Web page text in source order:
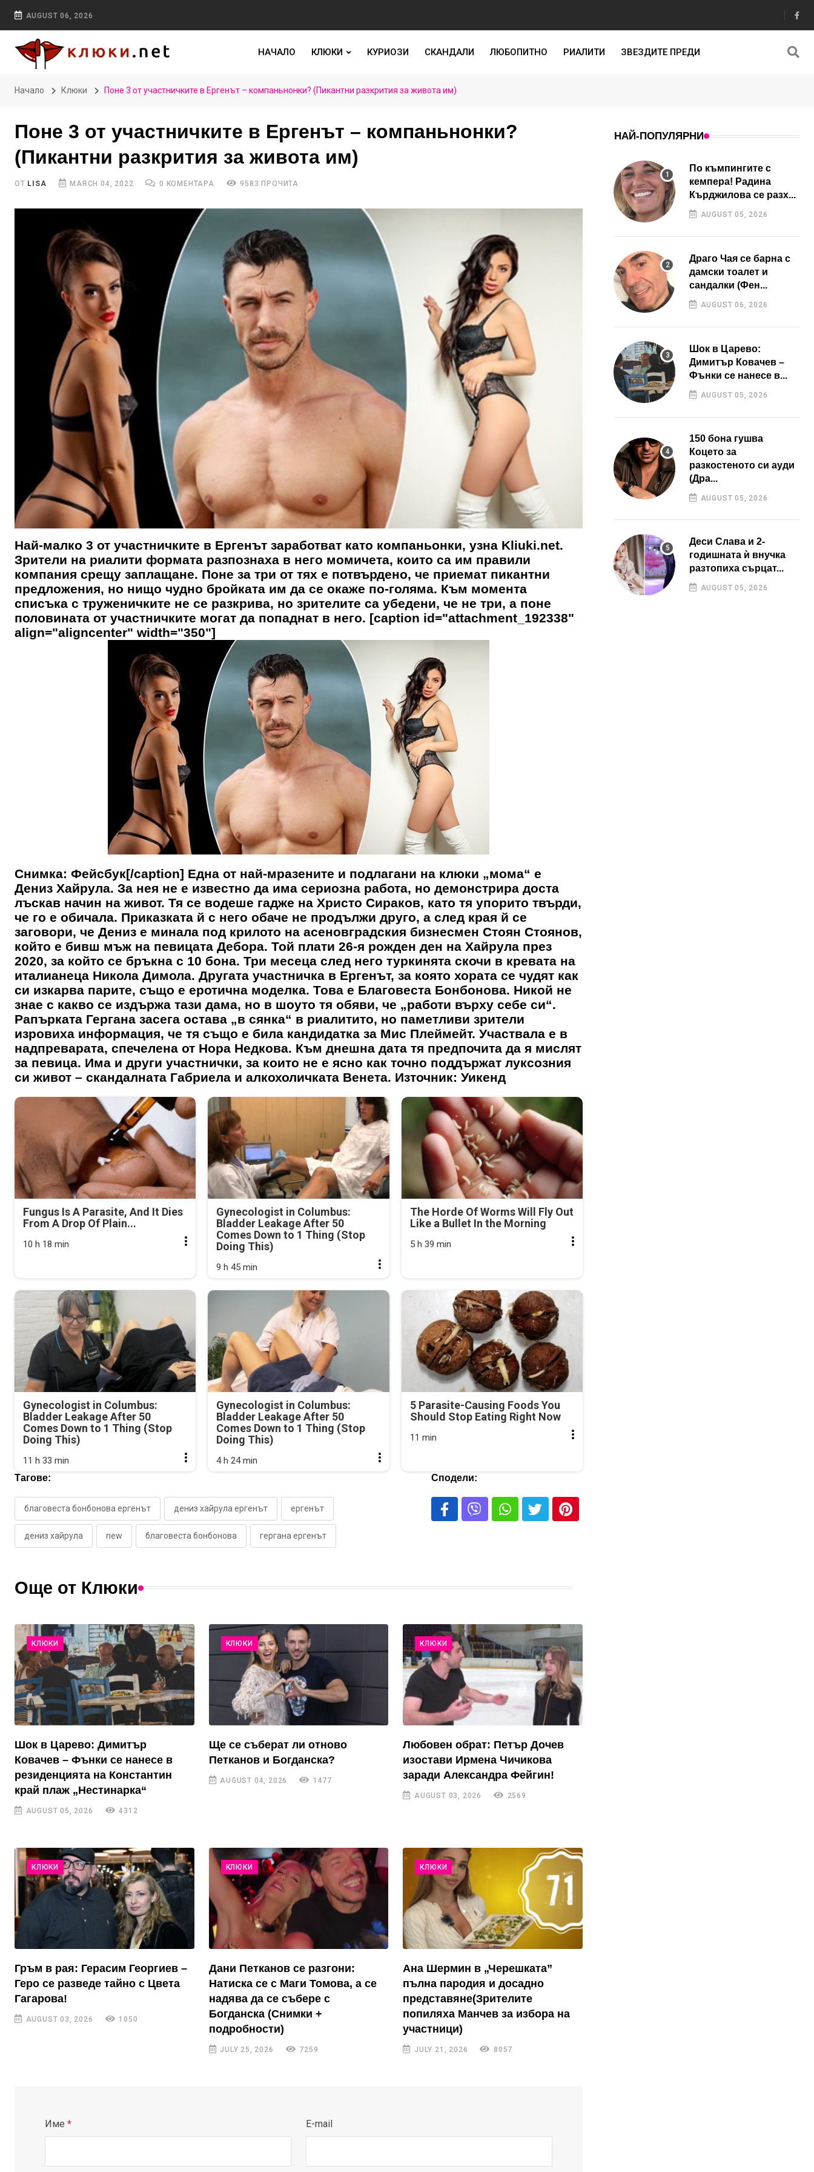
AUGUST 06, 2026
НАЧАЛО КЛЮКИ КУРИОЗИ СКАНДАЛИ ЛЮБОПИТНО РИАЛИТИ ЗВЕЗДИТЕ ПРЕДИ
Начало Клюки Поне 3 от участничките в Ергенът – компаньнонки? (Пикантни разкрития за живота им)
Поне 3 от участничките в Ергенът – компаньнонки?
(Пикантни разкрития за живота им)
ОТ LISA MARCH 04, 2022 0 КОМЕНТАРА 9583 ПРОЧИТА
Най-малко 3 от участничките в Ергенът заработват като компаньонки, узна Kliuki.net.
Зрители на риалити формата разпознаха в него момичета, които са им правили
компания срещу заплащане. Поне за три от тях е потвърдено, че приемат пикантни
предложения, но нищо чудно бройката им да се окаже по-голяма. Към момента
списъка с труженичките не се разкрива, но зрителите са убедени, че не три, а поне
половината от участничките могат да попаднат в него. [caption id="attachment_192338"
align="aligncenter" width="350"]
Снимка: Фейсбук[/caption] Една от най-мразените и подлагани на клюки „мома“ е
Дениз Хайрула. За нея не е известно да има сериозна работа, но демонстрира доста
лъскав начин на живот. Тя се водеше гадже на Христо Сираков, като тя упорито твърди,
че го е обичала. Приказката й с него обаче не продължи друго, а след края й се
заговори, че Дениз е минала под крилото на асеновградския бизнесмен Стоян Стоянов,
който е бивш мъж на певицата Дебора. Той плати 26-я рожден ден на Хайрула през
2020, за който се бръкна с 10 бона. Три месеца след него туркинята скочи в кревата на
италианеца Никола Димола. Другата участничка в Ергенът, за която хората се чудят как
си изкарва парите, също е еротична моделка. Това е Благовеста Бонбонова. Никой не
знае с какво се издържа тази дама, но в шоуто тя обяви, че „работи върху себе си“.
Рапърката Гергана засега остава „в сянка“ в риалитито, но паметливи зрители
изровиха информация, че тя също е била кандидатка за Мис Плеймейт. Участвала е в
надпреварата, спечелена от Нора Недкова. Към днешна дата тя предпочита да я мислят
за певица. Има и други участнички, за които не е ясно как точно поддържат луксозния
си живот – скандалната Габриела и алкохоличката Венета. Източник: Уикенд
Fungus Is A Parasite, And It Dies
From A Drop Of Plain...
10 h 18 min
Gynecologist in Columbus:
Bladder Leakage After 50
Comes Down to 1 Thing (Stop
Doing This)
9 h 45 min
The Horde Of Worms Will Fly Out
Like a Bullet In the Morning
5 h 39 min
Gynecologist in Columbus:
Bladder Leakage After 50
Comes Down to 1 Thing (Stop
Doing This)
11 h 33 min
Gynecologist in Columbus:
Bladder Leakage After 50
Comes Down to 1 Thing (Stop
Doing This)
4 h 24 min
5 Parasite-Causing Foods You
Should Stop Eating Right Now
11 min
Тагове:
благовеста бонбонова ергенът дениз хайрула ергенът ергенът
дениз хайрула new благовеста бонбонова гергана ергенът
Сподели:
Още от Клюки
КЛЮКИ
Шок в Царево: Димитър
Ковачев – Фънки се нанесе в
резиденцията на Константин
край плаж „Нестинарка“
AUGUST 05, 2026 4312
КЛЮКИ
Ще се съберат ли отново
Петканов и Богданска?
AUGUST 04, 2026 1477
КЛЮКИ
Любовен обрат: Петър Дочев
изостави Ирмена Чичикова
заради Александра Фейгин!
AUGUST 03, 2026 2569
КЛЮКИ
Гръм в рая: Герасим Георгиев –
Геро се разведе тайно с Цвета
Гагарова!
AUGUST 03, 2026 1050
КЛЮКИ
Дани Петканов се разгони:
Натиска се с Маги Томова, а се
надява да се събере с
Богданска (Снимки +
подробности)
JULY 25, 2026 7259
КЛЮКИ
Ана Шермин в „Черешката”
пълна пародия и досадно
представяне(Зрителите
попиляха Манчев за избора на
участници)
JULY 21, 2026 8057
Име * E-mail
НАЙ-ПОПУЛЯРНИ
По къмпингите с
кемпера! Радина
Кърджилова се разх...
AUGUST 05, 2026
Драго Чая се барна с
дамски тоалет и
сандалки (Фен...
AUGUST 06, 2026
Шок в Царево:
Димитър Ковачев –
Фънки се нанесе в...
AUGUST 05, 2026
150 бона гушва
Коцето за
разкостеното си ауди
(Дра...
AUGUST 05, 2026
Деси Слава и 2-
годишната ѝ внучка
разтопиха сърцат...
AUGUST 05, 2026